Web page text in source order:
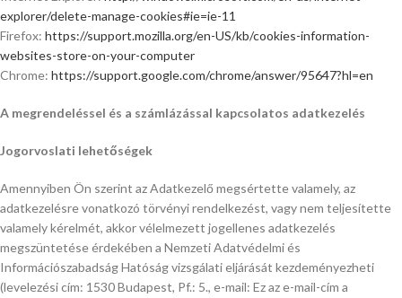
explorer/delete-manage-cookies#ie=ie-11
Firefox: https://support.mozilla.org/en-US/kb/cookies-information-
websites-store-on-your-computer
Chrome: https://support.google.com/chrome/answer/95647?hl=en
A megrendeléssel és a számlázással kapcsolatos adatkezelés
Jogorvoslati lehetőségek
Amennyiben Ön szerint az Adatkezelő megsértette valamely, az
adatkezelésre vonatkozó törvényi rendelkezést, vagy nem teljesítette
valamely kérelmét, akkor vélelmezett jogellenes adatkezelés
megszüntetése érdekében a Nemzeti Adatvédelmi és
Információszabadság Hatóság vizsgálati eljárását kezdeményezheti
(levelezési cím: 1530 Budapest, Pf.: 5., e-mail: Ez az e-mail-cím a